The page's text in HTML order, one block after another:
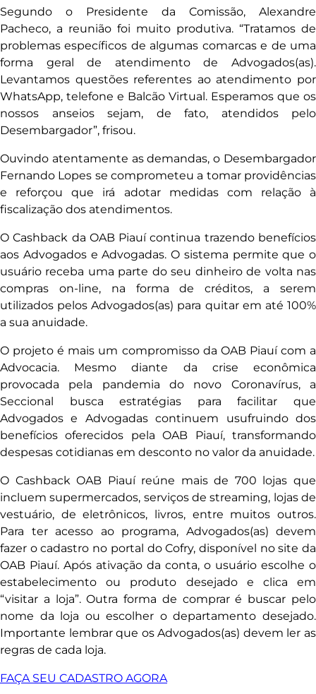
Segundo o Presidente da Comissão, Alexandre
Pacheco, a reunião foi muito produtiva. “Tratamos de
problemas específicos de algumas comarcas e de uma
forma geral de atendimento de Advogados(as).
Levantamos questões referentes ao atendimento por
WhatsApp, telefone e Balcão Virtual. Esperamos que os
nossos anseios sejam, de fato, atendidos pelo
Desembargador”, frisou.
Ouvindo atentamente as demandas, o Desembargador
Fernando Lopes se comprometeu a tomar providências
e reforçou que irá adotar medidas com relação à
fiscalização dos atendimentos.
O Cashback da OAB Piauí continua trazendo benefícios
aos Advogados e Advogadas. O sistema permite que o
usuário receba uma parte do seu dinheiro de volta nas
compras on-line, na forma de créditos, a serem
utilizados pelos Advogados(as) para quitar em até 100%
a sua anuidade.
O projeto é mais um compromisso da OAB Piauí com a
Advocacia. Mesmo diante da crise econômica
provocada pela pandemia do novo Coronavírus, a
Seccional busca estratégias para facilitar que
Advogados e Advogadas continuem usufruindo dos
benefícios oferecidos pela OAB Piauí, transformando
despesas cotidianas em desconto no valor da anuidade.
O Cashback OAB Piauí reúne mais de 700 lojas que
incluem supermercados, serviços de streaming, lojas de
vestuário, de eletrônicos, livros, entre muitos outros.
Para ter acesso ao programa, Advogados(as) devem
fazer o cadastro no portal do Cofry, disponível no site da
OAB Piauí. Após ativação da conta, o usuário escolhe o
estabelecimento ou produto desejado e clica em
“visitar a loja”. Outra forma de comprar é buscar pelo
nome da loja ou escolher o departamento desejado.
Importante lembrar que os Advogados(as) devem ler as
regras de cada loja.
FAÇA SEU CADASTRO AGORA